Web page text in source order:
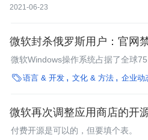
2021-06-23
微软封杀俄罗斯用户：官网
微软Windows操作系统占据了全球
语言 & 开发 文化 & 方法 企业动
微软再次调整应用商店的开
付费开源是可以的，但要填个表。